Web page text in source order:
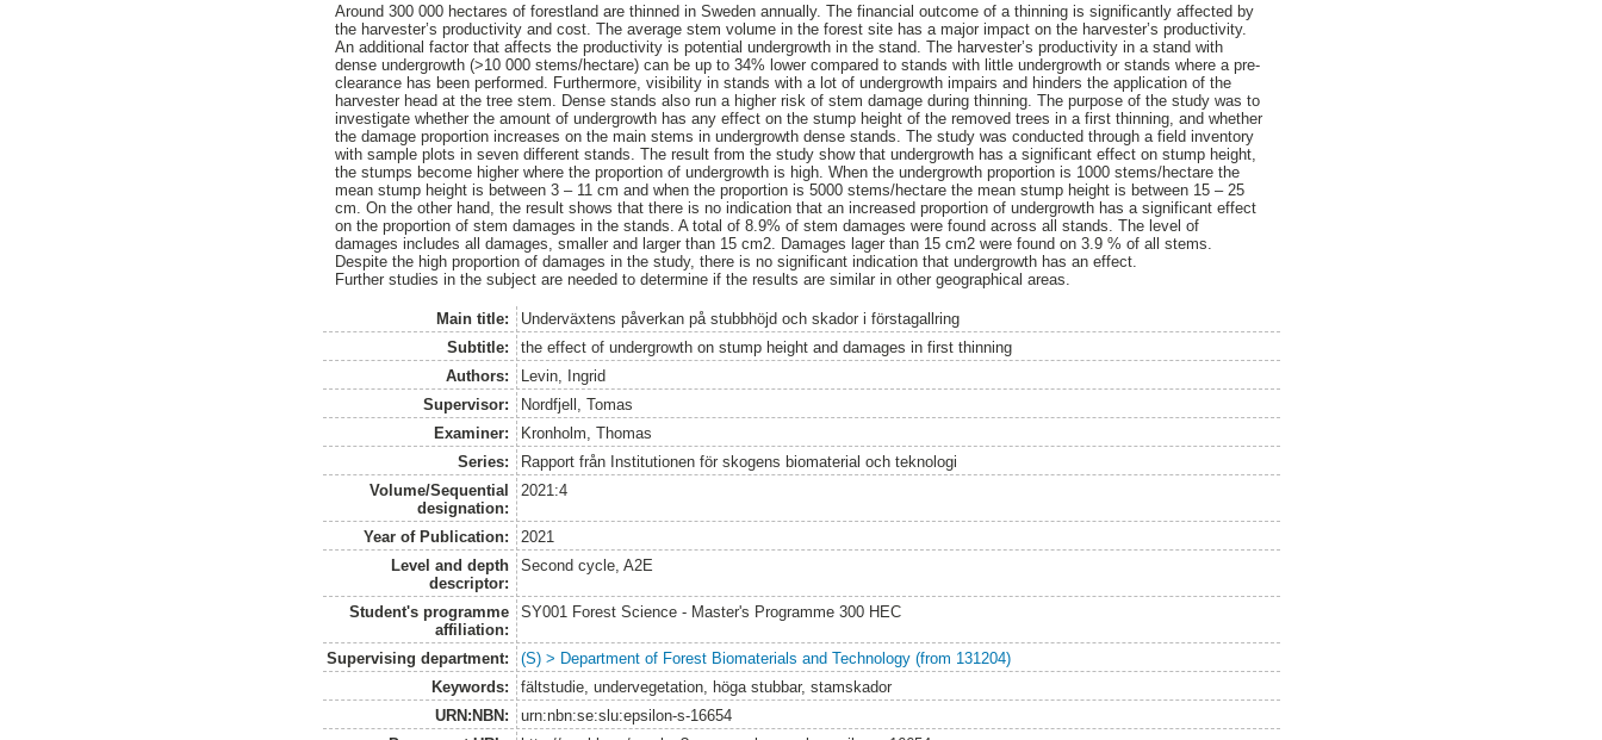
Around 300 000 hectares of forestland are thinned in Sweden annually. The financial outcome of a thinning is significantly affected by
the harvester’s productivity and cost. The average stem volume in the forest site has a major impact on the harvester’s productivity.
An additional factor that affects the productivity is potential undergrowth in the stand. The harvester’s productivity in a stand with
dense undergrowth (>10 000 stems/hectare) can be up to 34% lower compared to stands with little undergrowth or stands where a pre-
clearance has been performed. Furthermore, visibility in stands with a lot of undergrowth impairs and hinders the application of the
harvester head at the tree stem. Dense stands also run a higher risk of stem damage during thinning. The purpose of the study was to
investigate whether the amount of undergrowth has any effect on the stump height of the removed trees in a first thinning, and whether
the damage proportion increases on the main stems in undergrowth dense stands. The study was conducted through a field inventory
with sample plots in seven different stands. The result from the study show that undergrowth has a significant effect on stump height,
the stumps become higher where the proportion of undergrowth is high. When the undergrowth proportion is 1000 stems/hectare the
mean stump height is between 3 – 11 cm and when the proportion is 5000 stems/hectare the mean stump height is between 15 – 25
cm. On the other hand, the result shows that there is no indication that an increased proportion of undergrowth has a significant effect
on the proportion of stem damages in the stands. A total of 8.9% of stem damages were found across all stands. The level of
damages includes all damages, smaller and larger than 15 cm2. Damages lager than 15 cm2 were found on 3.9 % of all stems.
Despite the high proportion of damages in the study, there is no significant indication that undergrowth has an effect.
Further studies in the subject are needed to determine if the results are similar in other geographical areas.
Main title:
Underväxtens påverkan på stubbhöjd och skador i förstagallring
Subtitle:
the effect of undergrowth on stump height and damages in first thinning
Authors:
Levin, Ingrid
Supervisor:
Nordfjell, Tomas
Examiner:
Kronholm, Thomas
Series:
Rapport från Institutionen för skogens biomaterial och teknologi
Volume/Sequential
designation:
2021:4
Year of Publication:
2021
Level and depth
descriptor:
Second cycle, A2E
Student's programme
affiliation:
SY001 Forest Science - Master's Programme 300 HEC
Supervising department:
(S) > Department of Forest Biomaterials and Technology (from 131204)
Keywords:
fältstudie, undervegetation, höga stubbar, stamskador
URN:NBN:
urn:nbn:se:slu:epsilon-s-16654